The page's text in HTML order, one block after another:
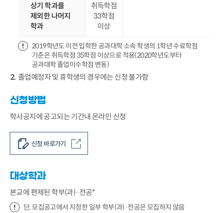
상기 학과를
제외한 나머지
학과
취득학점
33학점
이상
2019학년도 이전 입학한 공과대학 소속 학생의 1학년 수료학점
기준은 취득학점 35학점 이상으로 적용(2020학년도부터
공과대학 졸업이수학점 변동)
졸업예정자 및 휴학생의 경우에는 신청 불가함
신청방법
학사공지에 공고되는 기간내 온라인 신청
신청 바로가기
대상학과
본교에 편제된 학부(과)·전공*
단, 모집공고에서 지정한 일부 학부(과)·전공은 모집하지 않음